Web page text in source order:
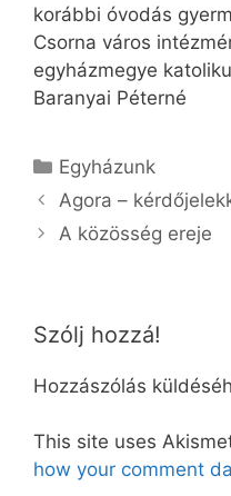
korábbi óvodás
Csorna város
egyházmegye
Baranyai Péterné
Kategória
Egyházunk
Agora –
A közösség ereje
Szólj hozzá!
Hozzászólás
This site uses
how your comment